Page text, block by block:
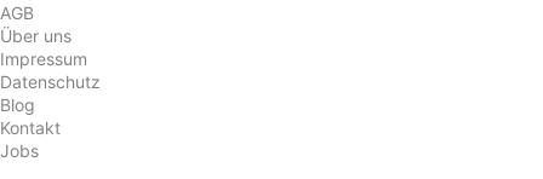
AGB
Über uns
Impressum
Datenschutz
Blog
Kontakt
Jobs